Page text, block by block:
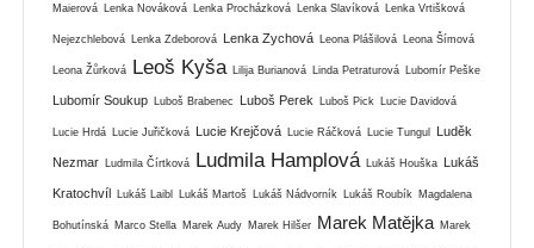
Maierová Lenka Nováková Lenka Procházková Lenka Slavíková Lenka Vrtišková
Nejezchlebová Lenka Zdeborová Lenka Zychová Leona Plášilová Leona Šímová
Leona Žůrková Leoš Kyša Lilija Burianová Linda Petraturová Lubomír Peške
Lubomír Soukup Luboš Brabenec Luboš Perek Luboš Pick Lucie Davidová
Lucie Hrdá Lucie Juřičková Lucie Krejčová Lucie Ráčková Lucie Tungul Luděk
Nezmar Ludmila Čírtková Ludmila Hamplová Lukáš Houška Lukáš
Kratochvíl Lukáš Laibl Lukáš Martoš Lukáš Nádvorník Lukáš Roubík Magdalena
Bohutínská Marco Stella Marek Audy Marek Hilšer Marek Matějka Marek